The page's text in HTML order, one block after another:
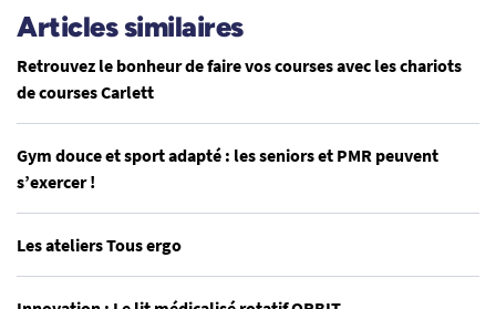
Articles similaires
Retrouvez le bonheur de faire vos courses avec les chariots
de courses Carlett
Gym douce et sport adapté : les seniors et PMR peuvent
s’exercer !
Les ateliers Tous ergo